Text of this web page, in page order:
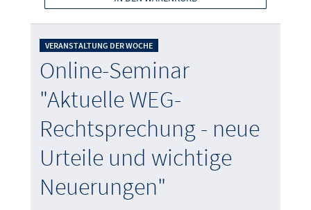
VERANSTALTUNG DER WOCHE
Online-Seminar
"Aktuelle WEG-
Rechtsprechung - neue
Urteile und wichtige
Neuerungen"